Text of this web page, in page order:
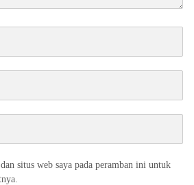
situs web saya pada peramban ini untuk